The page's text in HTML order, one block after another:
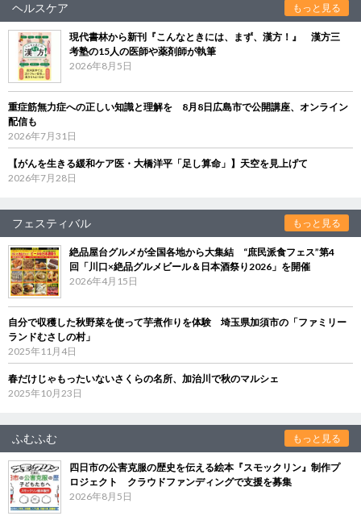
ヘルスケア もっと見る
現代書林から新刊『こんなときには、まず、漢方！』 漢方三
考塾の15人の医師や薬剤師が執筆
2026年8月5日
重症筋無力症への正しい知識と理解を 8月8日広島市で公開講座、オンライン
配信も
2026年7月31日
【がんを生きる緩和ケア医・大橋洋平「足し算命」】天空を見上げて
2026年7月28日
フェスティバル もっと見る
絶品屋台グルメが全国各地から大集結 “庶民派食フェス”第4
回「川口×絶品グルメビール＆日本酒祭り2026」を開催
2026年4月15日
自分で収穫した秋野菜を使って芋煮作りを体験 埼玉県加須市の「ファミリー
ランドむさしの村」
2025年11月4日
春だけじゃもったいないさくらの名所、加治川で秋のマルシェ
2025年10月23日
ふむふむ もっと見る
四日市の公害克服の歴史を伝える絵本『スモックリン』制作プ
ロジェクト クラウドファンディングで支援を募集
2026年8月5日